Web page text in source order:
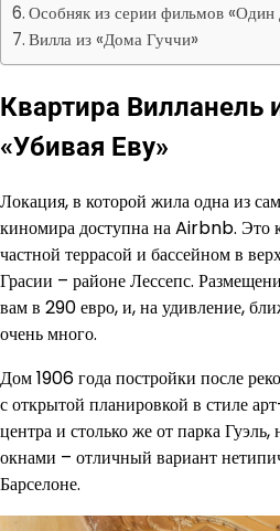
Особняк из серии фильмов «Один
Вилла из «Дома Гуччи»
Квартира Вилланель
«Убивая Еву»
Локация, в которой жила одна из
киномира доступна на Airbnb. Это
частной террасой и бассейном в
Грасии – районе Лессепс.
вам в 290 евро, и, на удивление,
очень много.
Дом 1906 года постройки после
с открытой планировкой в стиле
центра и столько же от парка
окнами – отличный вариант
Барселоне.